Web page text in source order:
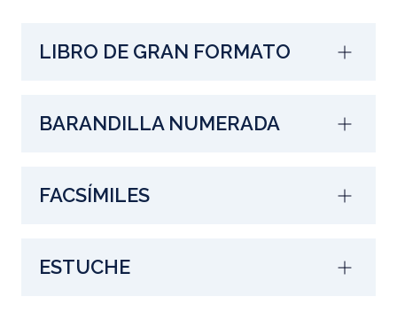
LIBRO DE GRAN FORMATO
BARANDILLA NUMERADA
FACSÍMILES
ESTUCHE